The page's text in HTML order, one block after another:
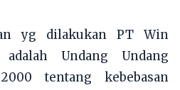
yg dilakukan PT Win
Undang Undang
tentang kebebasan